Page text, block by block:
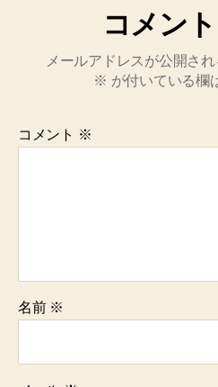
コメン
メールアドレスが公開さ
※ が付いている欄
コメント ※
名前 ※